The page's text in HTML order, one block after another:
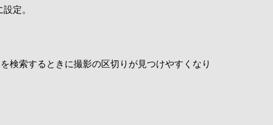
定。
検索するときに撮影の区切りが見つけやすくなり